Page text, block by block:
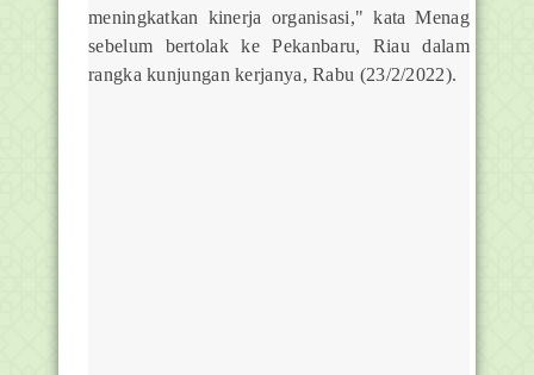
meningkatkan kinerja organisasi," kata Menag
sebelum bertolak ke Pekanbaru, Riau dalam
rangka kunjungan kerjanya, Rabu (23/2/2022).